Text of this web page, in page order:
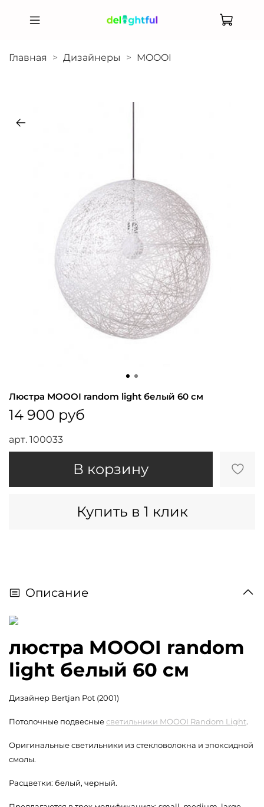
Главная Дизайнеры MOOOI
арт. 100033
Люстра MOOOI random light белый 60 см
14 900 руб
В корзину
Купить в 1 клик
Описание
люстра MOOOI random
light белый 60 см
Дизайнер Bertjan Pot (2001)
Потолочные подвесныесветильники MOOOI Random Light.
Оригинальные светильники из стекловолокна и эпоксидной
смолы.
Расцветки: белый, черный.